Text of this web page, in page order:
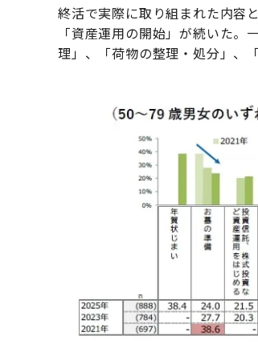
終活で実際に取り組まれた内容
「資産運用の開始」が続いた
理」、「荷物の整理・処分」、